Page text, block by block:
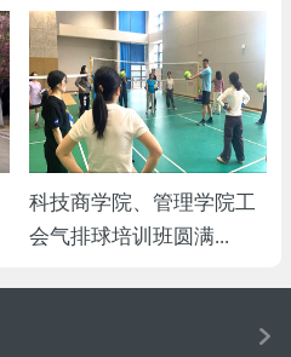
科技商学院、管理学院工
会气排球培训班圆满...